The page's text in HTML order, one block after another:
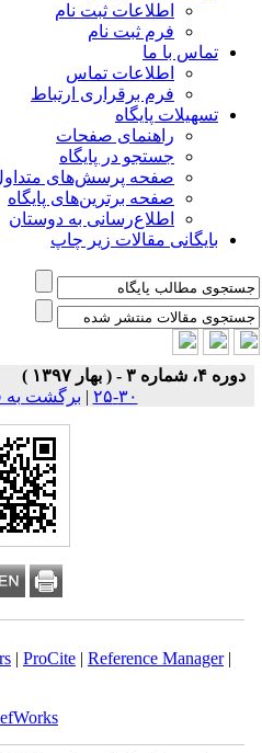
اطلاعات ثبت نام
فرم ثبت نام
تماس با ما
اطلاعات تماس
فرم برقراری ارتباط
تسهیلات پایگاه
راهنمای صفحات
جستجو در پایگاه
صفحه پرسش‌های متداول
صفحه برترین‌های پایگاه
اطلاع‌رسانی به دوستان
بایگانی مقالات زیر چاپ
دوره ۴، شماره ۳ - ( بهار ۱۳۹۷ )
۳۰-۲۵
|برگشت به
|ProCite|Reference Manager
RefWorks